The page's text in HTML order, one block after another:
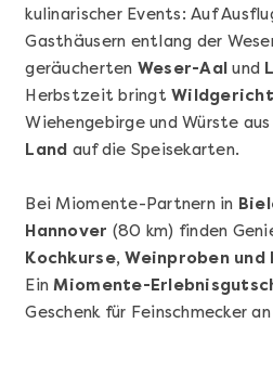
Pasta Selber
kulinarischer Events: Auf
Gasthäusern entlang der
geräucherten Weser-Aal und
Herbstzeit bringt
Wiehengebirge und Würste
Land auf die Speisekarten.
Bei Miomente-Partnern in
Hannover (80 km) finden
Kochkurse, Weinproben
EinMiomente-
Geschenk für Feinschmecker